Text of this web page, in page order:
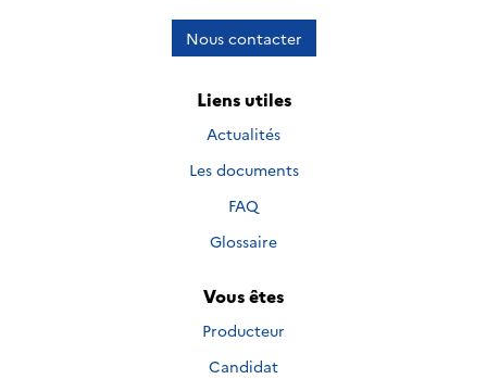
Nous contacter
Liens utiles
Actualités
Les documents
FAQ
Glossaire
Vous êtes
Producteur
Candidat